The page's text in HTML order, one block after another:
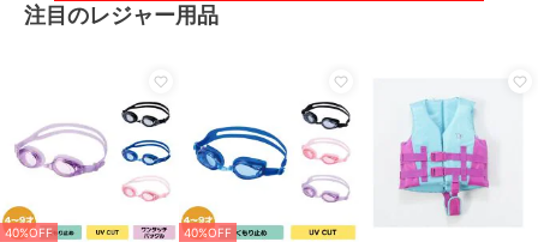
注目のレジャー用品
40%OFF 40%OFF